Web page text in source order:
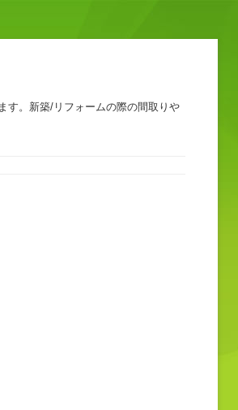
す。新築/リフォームの際の間取りや